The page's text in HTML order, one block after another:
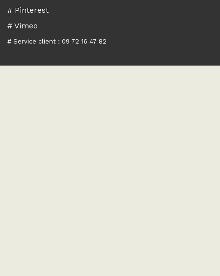
# Pinterest
# Vimeo
# Service client : 09 72 16 47 82